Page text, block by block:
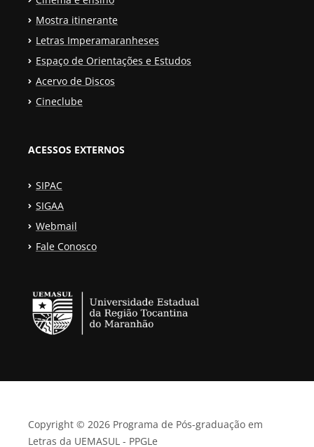
Mostra itinerante
Letras Imperamaranheses
Espaço de Orientações e Estudos
Acervo de Discos
Cineclube
ACESSOS EXTERNOS
SIPAC
SIGAA
Webmail
Fale Conosco
Copyright © 2026 Programa de Pós-graduação em
Letras da UEMASUL - PPGLe